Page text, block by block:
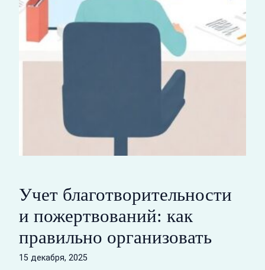
Учет благотворительности
и пожертвований: как
правильно организовать
15 декабря, 2025